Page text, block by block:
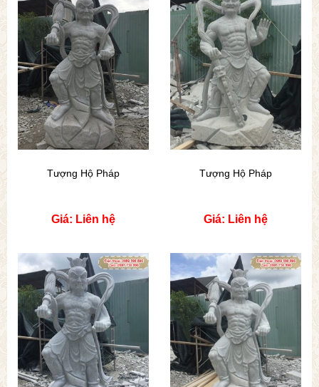
Tượng Hộ Pháp
Giá: Liên hệ
Tượng Hộ Pháp
Giá: Liên hệ